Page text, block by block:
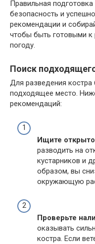
Правильная
безопасность и
рекомендации и
чтобы быть готовыми
погоду.
Поиск
Для разведения
подходящее место.
рекомендаций:
Ищите
разводить на
кустарников и
образом, вы
окружающую
Проверьте
оказывать
костра. Если